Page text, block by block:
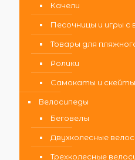
Качели
Песочницы и игры с
Товары для
Ролики
Самокаты и скейты
Велосипеды
Беговелы
Двухколесные
Трехколесные